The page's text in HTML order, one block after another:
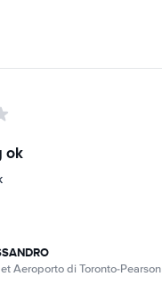
ok
Aeroporto di Toronto-Pearson